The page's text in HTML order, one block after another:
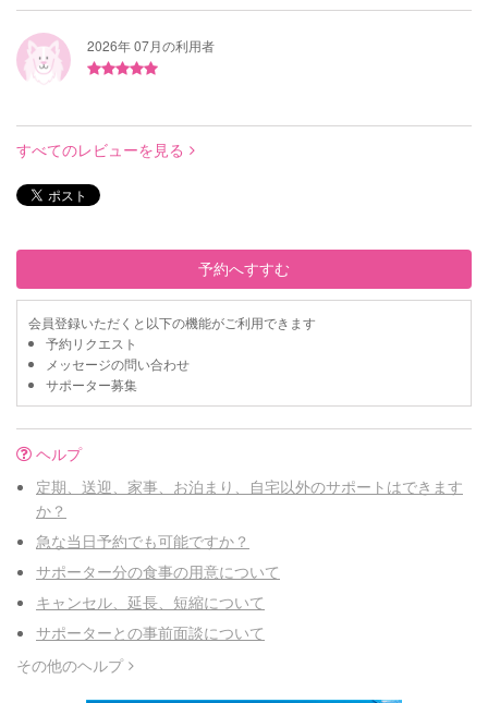
2026年 07月の利用者
すべてのレビューを見る
予約へすすむ
会員登録いただくと以下の機能がご利用できます
予約リクエスト
メッセージの問い合わせ
サポーター募集
ヘルプ
定期、送迎、家事、お泊まり、自宅以外のサポートはできます
か？
急な当日予約でも可能ですか？
サポーター分の食事の用意について
キャンセル、延長、短縮について
サポーターとの事前面談について
その他のヘルプ